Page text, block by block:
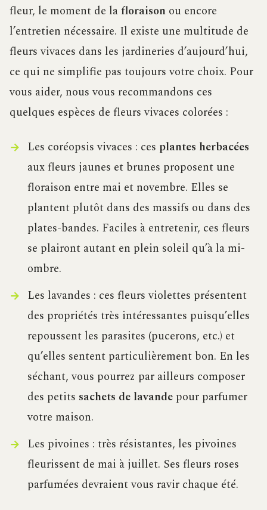
fleur, le moment de lafloraison ou encore
l’entretien nécessaire. Il existe une multitude de
fleurs vivaces dans les jardineries d’aujourd’hui,
ce qui ne simplifie pas toujours votre choix. Pour
vous aider, nous vous recommandons ces
quelques espèces de fleurs vivaces colorées :
Les coréopsis vivaces : ces plantes herbacées
aux fleurs jaunes et brunes proposent une
floraison entre mai et novembre. Elles se
plantent plutôt dans des massifs ou dans des
plates-bandes. Faciles à entretenir, ces fleurs
se plairont autant en plein soleil qu’à la mi-
ombre.
Les lavandes : ces fleurs violettes présentent
des propriétés très intéressantes puisqu’elles
repoussent les parasites (pucerons, etc.) et
qu’elles sentent particulièrement bon. En les
séchant, vous pourrez par ailleurs composer
des petits sachets de lavandepour parfumer
votre maison.
Les pivoines : très résistantes, les pivoines
fleurissent de mai à juillet. Ses fleurs roses
parfumées devraient vous ravir chaque été.